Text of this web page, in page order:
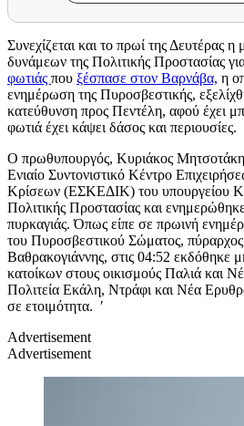
Συνεχίζεται και το πρωί της Δευτέρας
δυνάμεων της Πολιτικής Προστασίας
φωτιάς που ξέσπασε στον Βαρνάβα, η
ενημέρωση της Πυροσβεστικής,
κατεύθυνση προς Πεντέλη, αφού έχει
φωτιά έχει κάψει δάσος και περιουσίες.
Ο πρωθυπουργός, Κυριάκος
Ενιαίο Συντονιστικό Κέντρο
Κρίσεων (ΕΣΚΕΔΙΚ) του υπουργείου
Πολιτικής Προστασίας και ενημερώθηκε
πυρκαγιάς.Όπως είπε σε πρωινή
του Πυροσβεστικού Σώματος, πύραρχος
Βαθρακογιάννης, στις 04:52 εκδόθηκε
κατοίκων στους οικισμούς Παλιά και
Πολιτεία Εκάλη, Ντράφι και Νέα
σε ετοιμότητα. ′
Advertisement
Advertisement